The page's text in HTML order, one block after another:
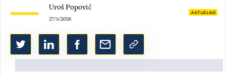
Light/Dark mode
Uroš Popović
27/5/2026
AKTUELNO